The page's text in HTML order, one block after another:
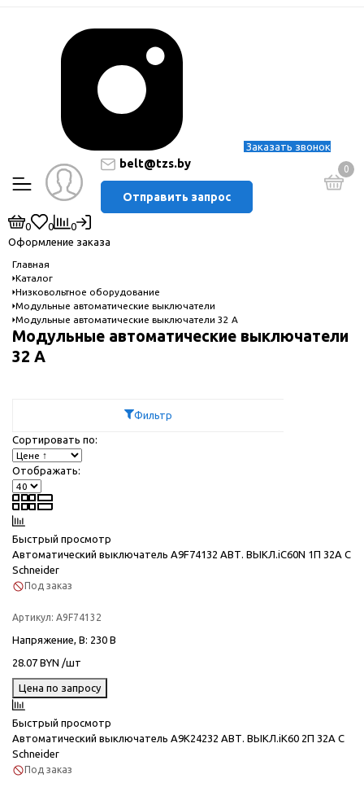
Заказать звонок
belt@tzs.by
Отправить запрос
0
0 0
0
Оформление заказа
Главная
Каталог
Низковольтное оборудование
Модульные автоматические выключатели
Модульные автоматические выключатели 32 А
Модульные автоматические выключатели
32 А
Фильтр
Сортировать по:
Отображать:
Быстрый просмотр
Автоматический выключатель A9F74132 АВТ. ВЫКЛ.iC60N 1П 32A C
Schneider
Под заказ
Артикул: A9F74132
Напряжение, В: 230 В
28.07 BYN /шт
Цена по запросу
Быстрый просмотр
Автоматический выключатель A9K24232 АВТ. ВЫКЛ.iK60 2П 32A C
Schneider
Под заказ